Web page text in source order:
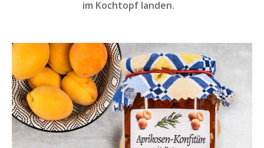
im Kochtopf landen.